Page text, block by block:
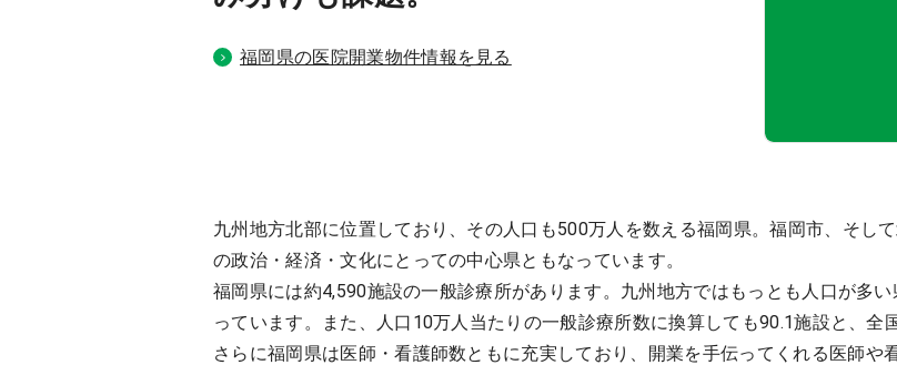
福岡県の医院開業物件情報を見る
九州地方北部に位置しており、その人口も500万人を数える福岡県。福岡市、そし
の政治・経済・文化にとっての中心県ともなっています。
福岡県には約4,590施設の一般診療所があります。九州地方ではもっとも人口が多
っています。また、人口10万人当たりの一般診療所数に換算しても90.1施設と、全
さらに福岡県は医師・看護師数ともに充実しており、開業を手伝ってくれる医師や